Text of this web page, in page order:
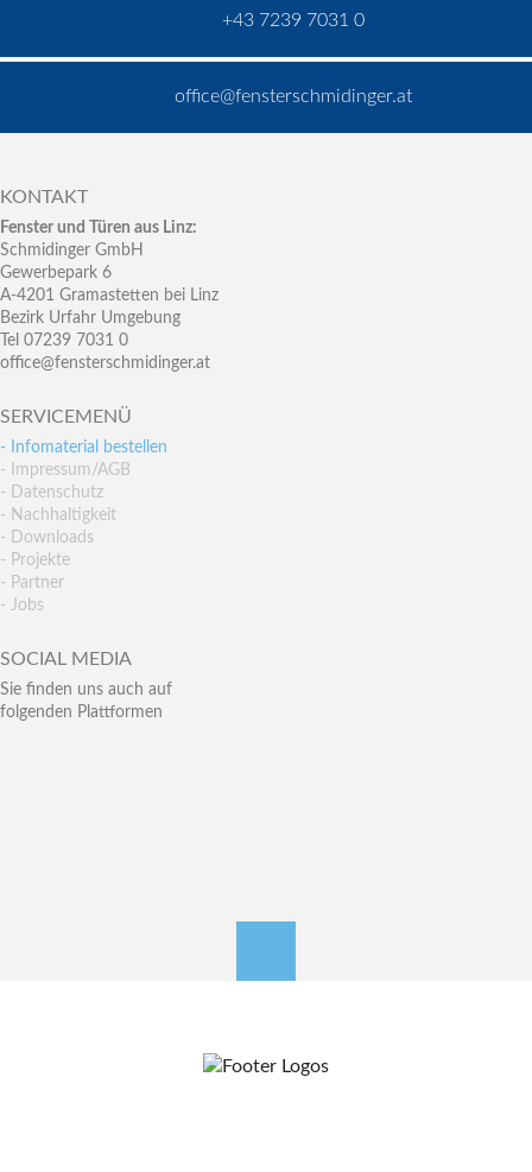
+43 7239 7031 0
office@fensterschmidinger.at
KONTAKT
Fenster und Türen aus Linz:
Schmidinger GmbH
Gewerbepark 6
A-4201 Gramastetten bei Linz
Bezirk Urfahr Umgebung
Tel 07239 7031 0
office@fensterschmidinger.at
SERVICEMENÜ
- Infomaterial bestellen
- Impressum/AGB
- Datenschutz
- Nachhaltigkeit
- Downloads
- Projekte
- Partner
- Jobs
SOCIAL MEDIA
Sie finden uns auch auf
folgenden Plattformen